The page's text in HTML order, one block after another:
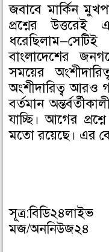
জবাবে মার্কিন
প্রশ্নের উত্তরেই
বাংলাদেশের
সময়ের
অংশীদারিত্ব আরও
বর্তমান
যাচ্ছি। আগের
মতো রয়েছে। এর
সূত্র:বিডি২৪লাইভ
মজ/অননিউজ২৪